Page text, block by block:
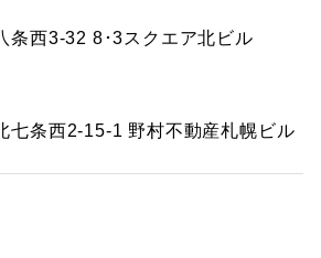
条西3-32 8･3スクエア北ビル
七条西2-15-1 野村不動産札幌ビル